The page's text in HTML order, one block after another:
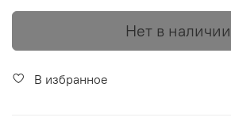
Нет в наличии
В избранное